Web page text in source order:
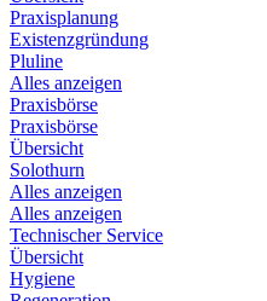
Praxisplanung
Existenzgründung
Pluline
Alles anzeigen
Praxisbörse
Praxisbörse
Übersicht
Solothurn
Alles anzeigen
Alles anzeigen
Technischer Service
Übersicht
Hygiene